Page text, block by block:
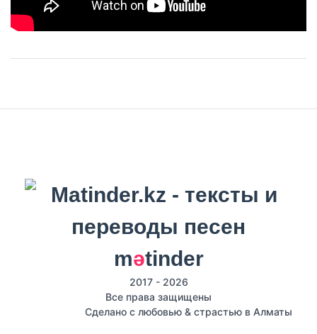
mәtinder
2017 - 2026
Все права защищены
Сделано с любовью & страстью в Алматы